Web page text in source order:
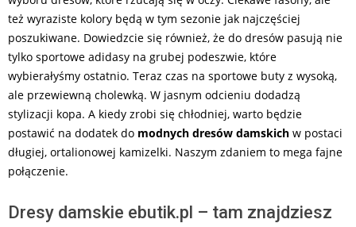
też wyraziste kolory będą w tym sezonie jak najczęściej
poszukiwane. Dowiedzcie się również, że do dresów pasują nie
tylko sportowe adidasy na grubej podeszwie, które
wybierałyśmy ostatnio. Teraz czas na sportowe buty z wysoką,
ale przewiewną cholewką. W jasnym odcieniu dodadzą
stylizacji kopa. A kiedy zrobi się chłodniej, warto będzie
postawić na dodatek do modnych dresów damskich w postaci
długiej, ortalionowej kamizelki. Naszym zdaniem to mega fajne
połączenie.
Dresy damskie ebutik.pl – tam znajdziesz